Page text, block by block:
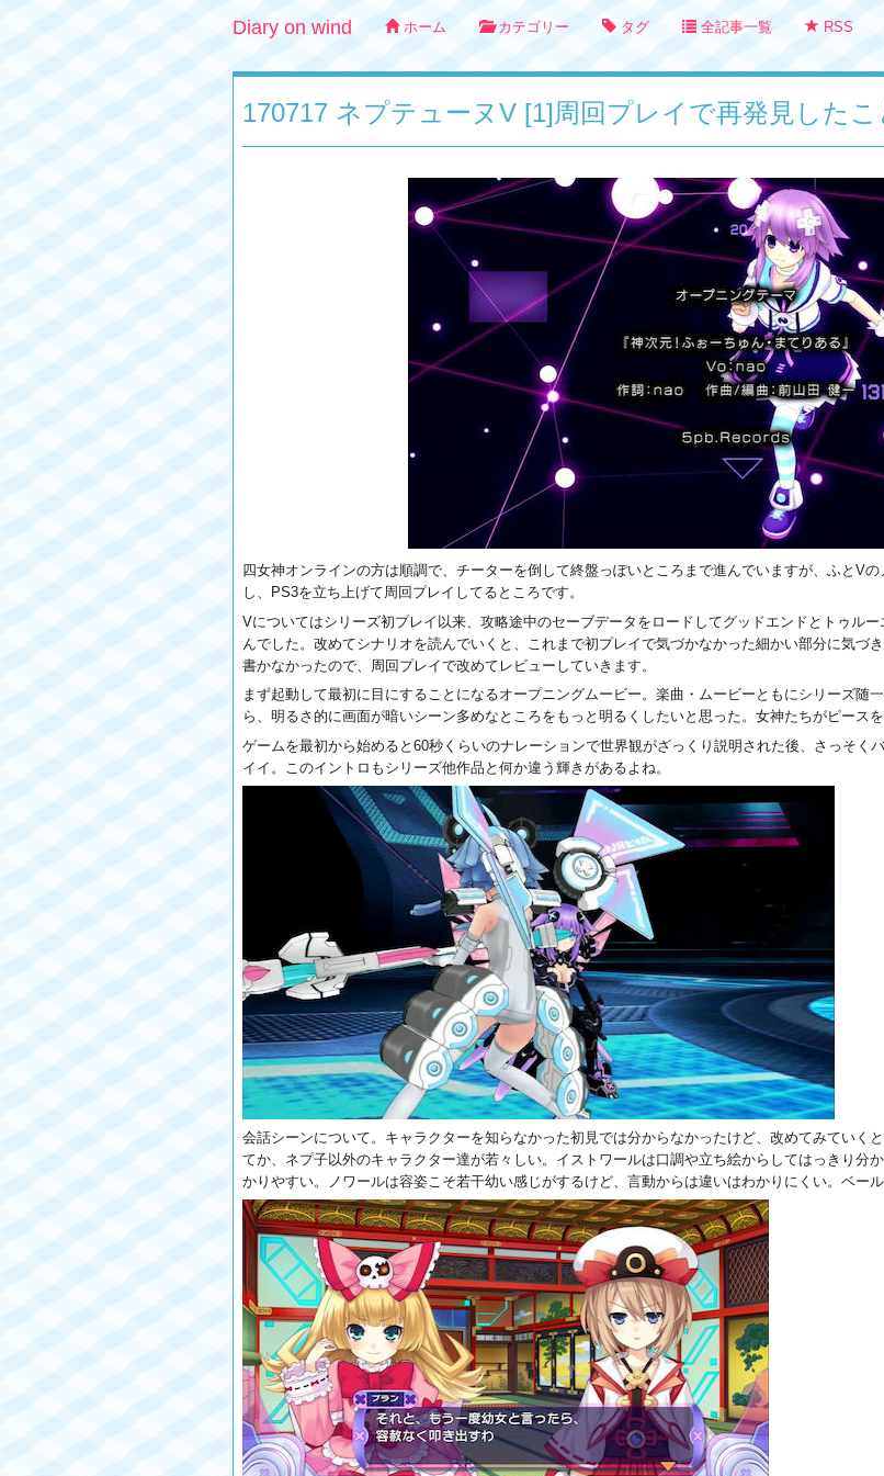
Diary on wind ホーム カテゴリー タグ 全記事一覧 RSS
170717 ネプテューヌV [1]周回プレイで再発見したこ
四女神オンラインの方は順調で、チーターを倒して終盤っぽいところまで進んでいますが、ふとV
し、PS3を立ち上げて周回プレイしてるところです。
Vについてはシリーズ初プレイ以来、攻略途中のセーブデータをロードしてグッドエンドとトゥル
んでした。改めてシナリオを読んでいくと、これまで初プレイで気づかなかった細かい部分に気づ
書かなかったので、周回プレイで改めてレビューしていきます。
まず起動して最初に目にすることになるオープニングムービー。楽曲・ムービーともにシリーズ随
ら、明るさ的に画面が暗いシーン多めなところをもっと明るくしたいと思った。女神たちがピース
ゲームを最初から始めると60秒くらいのナレーションで世界観がざっくり説明された後、さっそく
イイ。このイントロもシリーズ他作品と何か違う輝きがあるよね。
会話シーンについて。キャラクターを知らなかった初見では分からなかったけど、改めてみていく
てか、ネプ子以外のキャラクター達が若々しい。イストワールは口調や立ち絵からしてはっきり分
かりやすい。ノワールは容姿こそ若干幼い感じがするけど、言動からは違いはわかりにくい。ベー